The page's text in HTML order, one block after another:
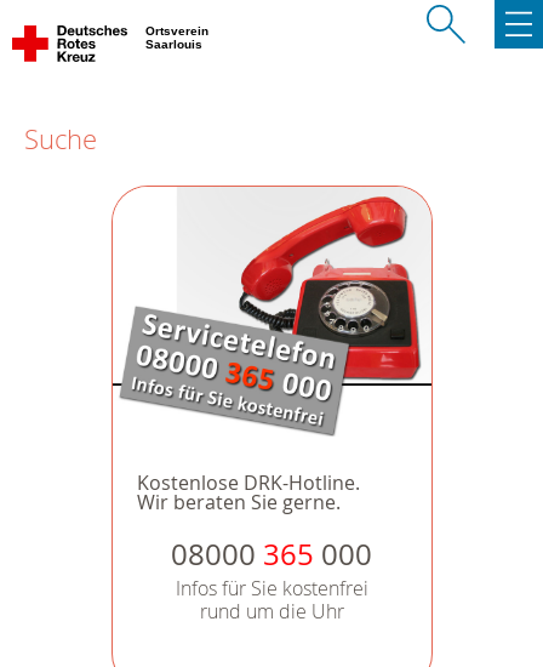
Ortsverein
Saarlouis
Suche
Kostenlose DRK-Hotline.
Wir beraten Sie gerne.
08000 365 000
Infos für Sie kostenfrei
rund um die Uhr